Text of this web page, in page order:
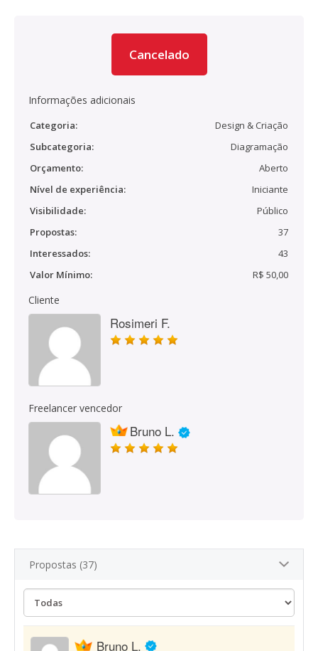
Cancelado
Informações adicionais
Categoria:
Design & Criação
Subcategoria:
Diagramação
Orçamento:
Aberto
Nível de experiência:
Iniciante
Visibilidade:
Público
Propostas:
37
Interessados:
43
Valor Mínimo:
R$ 50,00
Cliente
Rosimeri F.
Freelancer vencedor
Bruno L.
Propostas (37)
Bruno L.